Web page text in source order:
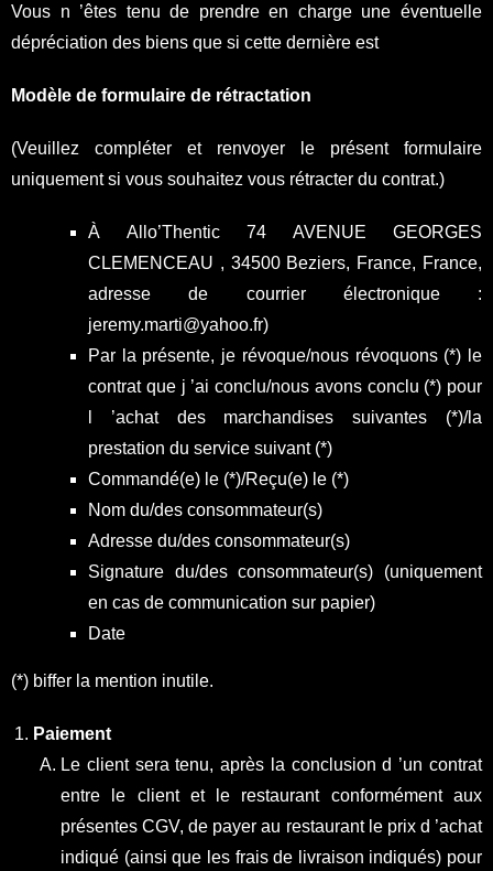
Vous n ’êtes tenu de prendre en charge une éventuelle
dépréciation des biens que si cette dernière est
Modèle de formulaire de rétractation
(Veuillez compléter et renvoyer le présent formulaire
uniquement si vous souhaitez vous rétracter du contrat.)
À Allo’Thentic 74 AVENUE GEORGES
CLEMENCEAU , 34500 Beziers, France, France,
adresse de courrier électronique :
jeremy.marti@yahoo.fr)
Par la présente, je révoque/nous révoquons (*) le
contrat que j ’ai conclu/nous avons conclu (*) pour
l ’achat des marchandises suivantes (*)/la
prestation du service suivant (*)
Commandé(e) le (*)/Reçu(e) le (*)
Nom du/des consommateur(s)
Adresse du/des consommateur(s)
Signature du/des consommateur(s) (uniquement
en cas de communication sur papier)
Date
(*) biffer la mention inutile.
Paiement
Le client sera tenu, après la conclusion d ’un contrat
entre le client et le restaurant conformément aux
présentes CGV, de payer au restaurant le prix d ’achat
indiqué (ainsi que les frais de livraison indiqués) pour